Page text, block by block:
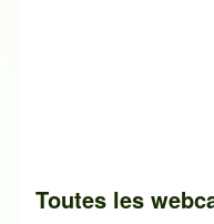
Toutes les